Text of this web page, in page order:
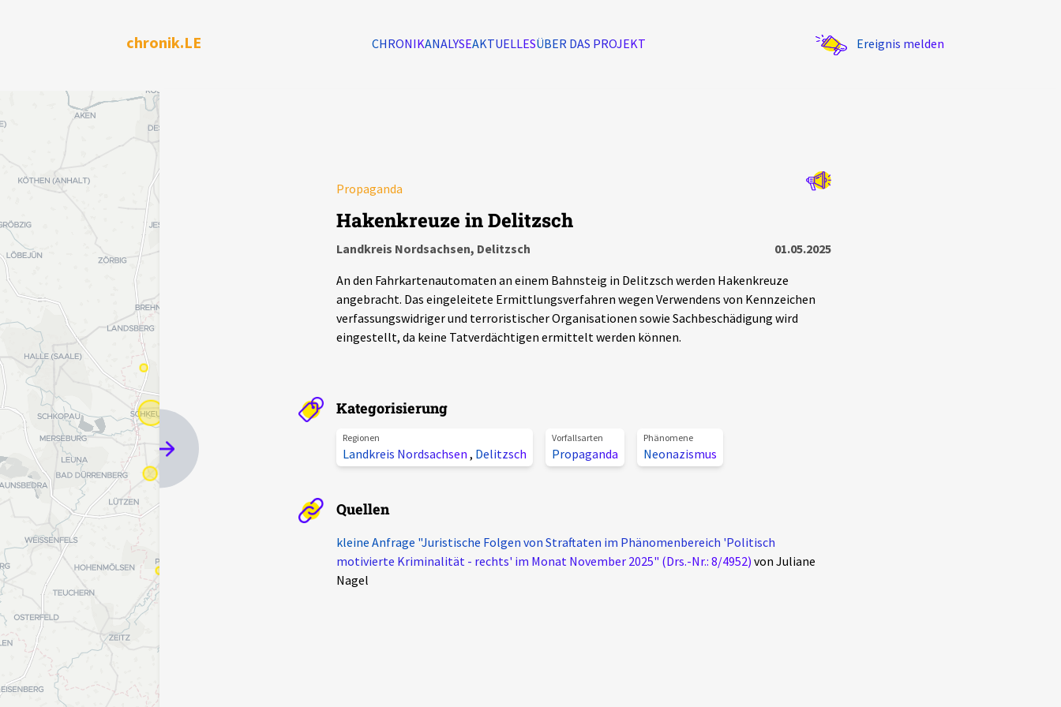
chronik.LE CHRONIKANALYSEAKTUELLESÜBER DAS PROJEKT Ereignis melden
Propaganda
Hakenkreuze in Delitzsch
Landkreis Nordsachsen, Delitzsch
01.05.2025
An den Fahrkartenautomaten an einem Bahnsteig in Delitzsch werden Hakenkreuze
angebracht. Das eingeleitete Ermittlungsverfahren wegen Verwendens von Kennzeichen
verfassungswidriger und terroristischer Organisationen sowie Sachbeschädigung wird
eingestellt, da keine Tatverdächtigen ermittelt werden können.
Kategorisierung
Regionen
Landkreis Nordsachsen , Delitzsch
Vorfallsarten
Propaganda
Phänomene
Neonazismus
Quellen
kleine Anfrage "Juristische Folgen von Straftaten im Phänomenbereich 'Politisch
motivierte Kriminalität - rechts' im Monat November 2025" (Drs.-Nr.: 8/4952) von Juliane
Nagel